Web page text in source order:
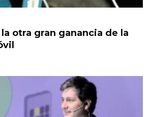
otra gran ganancia de la